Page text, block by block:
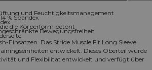
und Feuchtigkeitsmanagement
% Spandex
die Körperform betont
Bewegungsfreiheit
Einsätzen. Das Stride Muscle Fit Long Sleeve
entwickelt. Dieses Oberteil wurde
und Flexibilität entwickelt und verfügt über